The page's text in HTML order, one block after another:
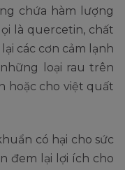
chứa hàm lượng
là quercetin, chất
các cơn cảm lạnh
loại rau trên
hoặc cho việt quất
có hại cho sức
đem lại lợi ích cho